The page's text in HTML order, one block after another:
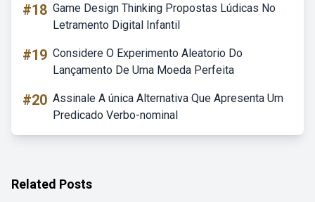
#18 Game Design Thinking Propostas Lúdicas No
Letramento Digital Infantil
#19 Considere O Experimento Aleatorio Do
Lançamento De Uma Moeda Perfeita
#20 Assinale A única Alternativa Que Apresenta Um
Predicado Verbo-nominal
Related Posts